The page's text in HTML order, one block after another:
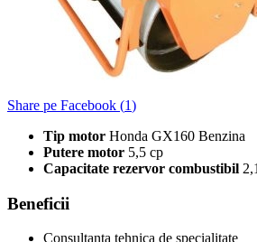
Share pe Facebook (1)
Tip motor Honda GX160 Benzina
Putere motor 5,5 cp
Capacitate rezervor combustibil
Beneficii
Consultanta tehnica de specialitate